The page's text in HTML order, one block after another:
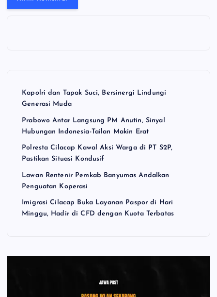
Kapolri dan Tapak Suci, Bersinergi Lindungi
Generasi Muda
Prabowo Antar Langsung PM Anutin, Sinyal
Hubungan Indonesia-Tailan Makin Erat
Polresta Cilacap Kawal Aksi Warga di PT S2P,
Pastikan Situasi Kondusif
Lawan Rentenir Pemkab Banyumas Andalkan
Penguatan Koperasi
Imigrasi Cilacap Buka Layanan Paspor di Hari
Minggu, Hadir di CFD dengan Kuota Terbatas